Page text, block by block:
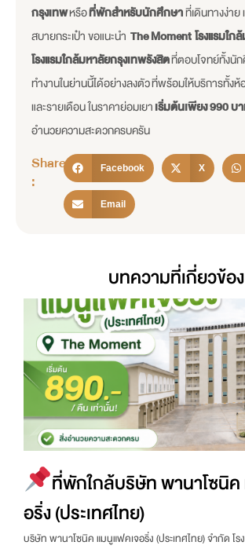
กรุงเทพหรือที่พักสำหรับนักศึกษาที่เดินทางง่า
สบายกระเป๋า ขอแนะนำ The Moment โรงแรมใก
โรงแรมใกล้มหาลัยกรุงเทพรังสิตที่ตอบโจทย์ทั้งนั
ทำงานในย่านนี้ได้อย่างลงตัว ที่พร้อมให้บริการทั้ง
และรายเดือน ในราคาย่อมเยาเริ่มต้นเพียง 990 บ
อำนวยความสะดวกครบครัน
Share
:
Facebook X
Email
บทความที่เกี่ยวข้อง
ที่พักใกล้บริษัท พานาโซนิค
อริ่ง (ประเทศไทย)
บริษัท พานาโซนิค แมนูแฟคเจอริ่ง (ประเทศไทย) จำกัด โร